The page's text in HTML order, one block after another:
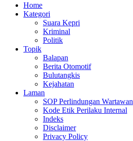
Home
Kategori
Suara Kepri
Kriminal
Politik
Topik
Balapan
Berita Otomotif
Bulutangkis
Kejahatan
Laman
SOP Perlindungan Wartawan
Kode Etik Perilaku Internal
Indeks
Disclaimer
Privacy Policy